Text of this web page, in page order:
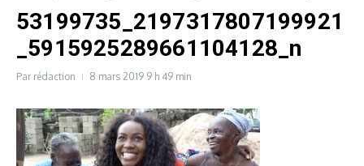
53199735_2197317807199921
_5915925289661104128_n
Par rédaction 8 mars 2019 9 h 49 min